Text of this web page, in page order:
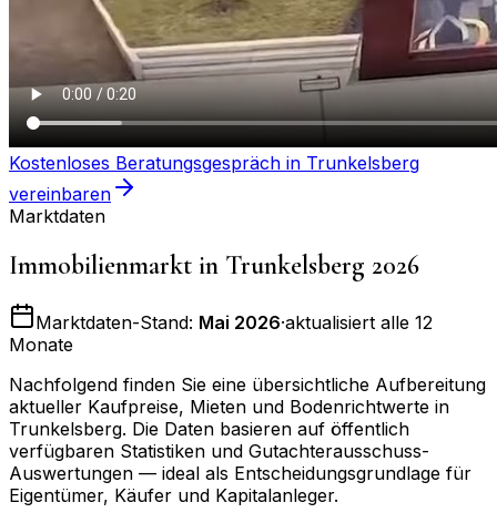
Kostenloses Beratungsgespräch in Trunkelsberg
vereinbaren
Marktdaten
Immobilienmarkt in Trunkelsberg 2026
Marktdaten-Stand: Mai 2026·aktualisiert alle 12
Monate
Nachfolgend finden Sie eine übersichtliche Aufbereitung
aktueller Kaufpreise, Mieten und Bodenrichtwerte in
Trunkelsberg. Die Daten basieren auf öffentlich
verfügbaren Statistiken und Gutachterausschuss-
Auswertungen — ideal als Entscheidungsgrundlage für
Eigentümer, Käufer und Kapitalanleger.